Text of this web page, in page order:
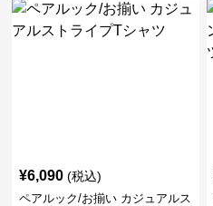
¥6,090 (税込)
ペアルック/お揃い カジュアルス